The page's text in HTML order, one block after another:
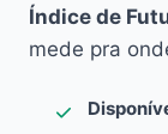
Índice de
mede pra